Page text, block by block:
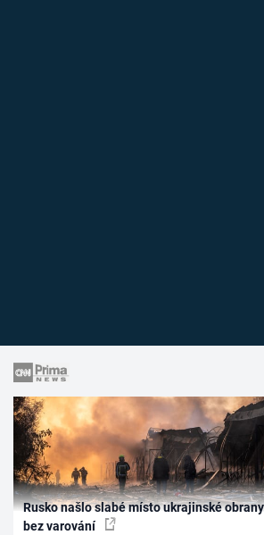
Rusko našlo slabé místo ukrajinské
bez varování